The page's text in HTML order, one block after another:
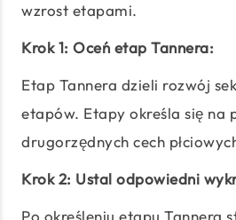
wzrost etapami.
Krok 1: Oceń etap Tannera:
Etap Tannera dzieli rozwój
etapów. Etapy określa się na
drugorzędnych cech
Krok 2: Ustal odpowiedni
Po określeniu etapu Tannera